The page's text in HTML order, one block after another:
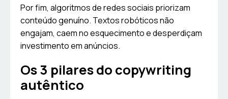
Por fim, algoritmos de redes sociais priorizam
conteúdo genuíno. Textos robóticos não
engajam, caem no esquecimento e desperdiçam
investimento em anúncios.
Os 3 pilares do copywriting
autêntico